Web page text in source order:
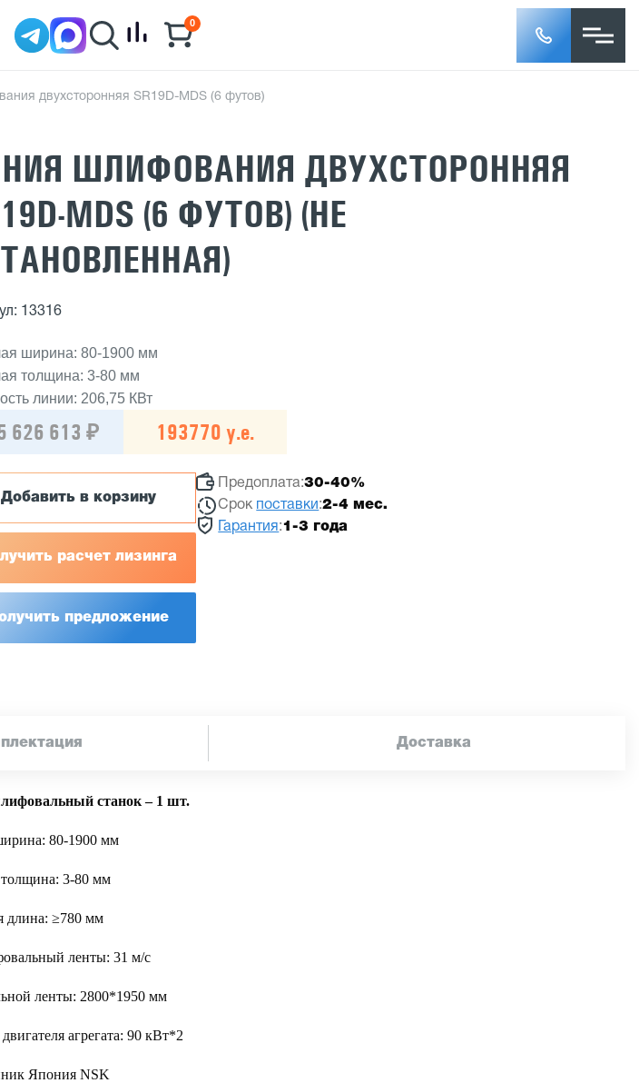
0
двухсторонняя SR19D-MDS (6 футов)
ШЛИФОВАНИЯ ДВУХСТОРОННЯЯ
MDS (6 ФУТОВ) (НЕ
13316
ширина: 80-1900 мм
толщина: 3-80 мм
линии: 206,75 КВт
626 613 ₽ 193770 у.е.
Добавить в корзину
расчет лизинга
предложение
Предоплата:30-40%
Срок поставки :2-4 мес.
Гарантия :1-3 года
Доставка
станок – 1 шт.
80-1900 мм
толщина: 3-80 мм
длина: ≥780 мм
ленты: 31 м/с
ленты: 2800*1950 мм
агрегата: 90 кВт*2
Япония NSK